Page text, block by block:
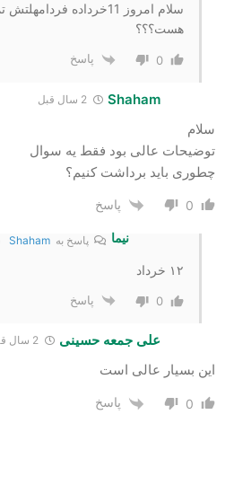
هست؟؟؟
0 پاسخ
Shaham
سلام
توضیحات عالی بود فقط یه سوال
چطوری باید برداشت کنیم؟
0 پاسخ
نیما پاسخ به Shaham
۱۲ خرداد
0 پاسخ
علی جمعه حسینی
این بسیار عالی است
0 پاسخ